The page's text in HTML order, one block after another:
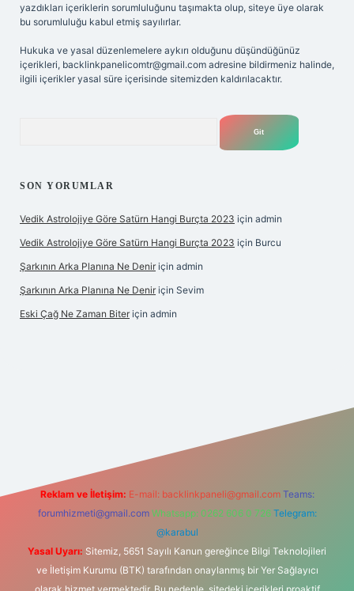
yazdıkları içeriklerin sorumluluğunu taşımakta olup, siteye üye olarak
bu sorumluluğu kabul etmiş sayılırlar.
Hukuka ve yasal düzenlemelere aykırı olduğunu düşündüğünüz
içerikleri, backlinkpanelicomtr@gmail.com adresine bildirmeniz halinde,
ilgili içerikler yasal süre içerisinde sitemizden kaldırılacaktır.
SON YORUMLAR
Vedik Astrolojiye Göre Satürn Hangi Burçta 2023 için admin
Vedik Astrolojiye Göre Satürn Hangi Burçta 2023 için Burcu
Şarkının Arka Planına Ne Denir için admin
Şarkının Arka Planına Ne Denir için Sevim
Eski Çağ Ne Zaman Biter için admin
Reklam ve İletişim: E-mail: backlinkpaneli@gmail.com Teams:
forumhizmeti@gmail.com Whatsapp: 0262 606 0 726 Telegram:
@karabul
Yasal Uyarı: Sitemiz, 5651 Sayılı Kanun gereğince Bilgi Teknolojileri
ve İletişim Kurumu (BTK) tarafından onaylanmış bir Yer Sağlayıcı